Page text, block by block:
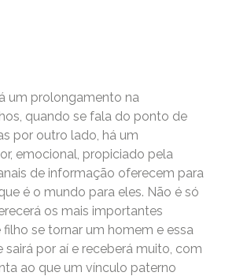
um prolongamento na
quando se fala do ponto de
por outro lado, há um
emocional, propiciado pela
de informação oferecem para
é o mundo para eles. Não é só
os mais importantes
filho se tornar um homem e essa
sairá por aí e receberá muito, com
ao que um vínculo paterno